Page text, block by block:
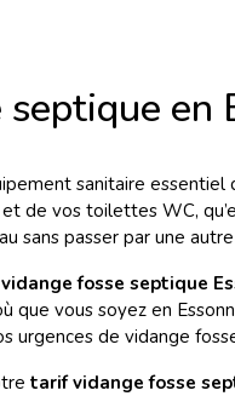
en
sanitaire essentiel
de vos toilettes WC,
sans passer par une
vidange fosse septique
que vous soyez en
urgences de vidange
tarif vidange fosse